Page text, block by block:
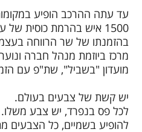
עד עתה ההרכב הופיע
1500 איש בהרמת כוסית
בהזמנתו של שר הרווחה
מועדון "בשביל", שת"פ עם
יש קשת של צבעים בעולם.
לכל פס בנפרד, יש צבע
להופיע בשמיים, כל הצבעים